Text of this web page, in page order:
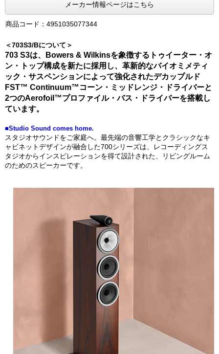
メーカー情報ページはこちら
商品コード：4951035077344
＜703S3/Bについて＞
703 S3は、Bowers & Wilkinsを象徴するトゥイーター・オ
ン・トップ構成を新たに採用し、革新的なバイオミメティ
ック・サスペンションによって強化されたデカップルド
FST™ Continuum™コーン・ミッドレンジ・ドライバーと
2つのAerofoil™プロファイル・バス・ドライバーを搭載し
ています。
■Studio Sound comes home.
スタジオサウンドをご家庭へ。最先端の音響工学とクラシックなキ
ャビネットデザインが融合した700シリーズは、レコーディングス
タジオからインスピレーションを得て設計された、リビングルーム
のためのスピーカーです。